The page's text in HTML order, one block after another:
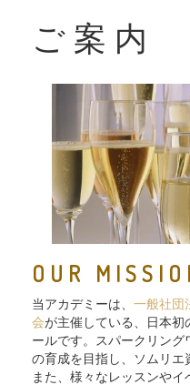
ご案内
OUR
当アカデミーは、 一般社団
会が主催している、日本初
ールです。スパークリン
の育成を目指し、ソムリエ
また、様々なレッスンや